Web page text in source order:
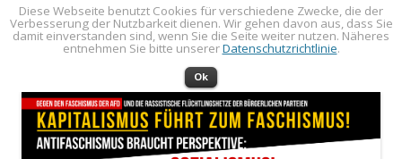
LINKES FORUM
Politik öffentlich machen!
Menü Zum Inhalt springen
Diese Webseite benutzt Cookies für verschiedene Zwecke, die der
Verbesserung der Nutzbarkeit dienen. Wir gehen davon aus, dass Sie
damit einverstanden sind, wenn Sie die Seite weiter nutzen. Näheres
entnehmen Sie bitte unsererDatenschutzrichtlinie.
Ok